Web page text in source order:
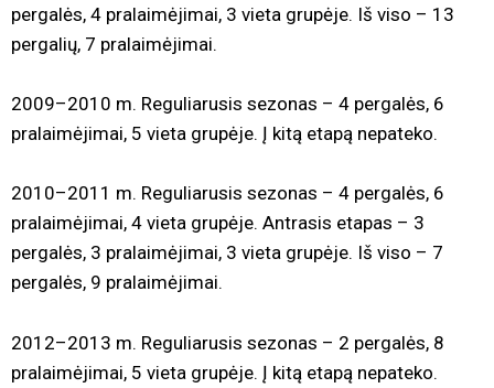
pergalės, 4 pralaimėjimai, 3 vieta grupėje. Iš viso – 13
pergalių, 7 pralaimėjimai.
2009–2010 m. Reguliarusis sezonas – 4 pergalės, 6
pralaimėjimai, 5 vieta grupėje. Į kitą etapą nepateko.
2010–2011 m. Reguliarusis sezonas – 4 pergalės, 6
pralaimėjimai, 4 vieta grupėje. Antrasis etapas – 3
pergalės, 3 pralaimėjimai, 3 vieta grupėje. Iš viso – 7
pergalės, 9 pralaimėjimai.
2012–2013 m. Reguliarusis sezonas – 2 pergalės, 8
pralaimėjimai, 5 vieta grupėje. Į kitą etapą nepateko.